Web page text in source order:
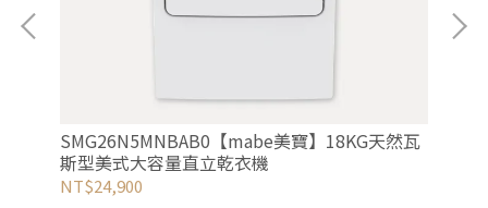
SMG26N5MNBAB0【mabe美寶】18KG天然瓦
斯型美式大容量直立乾衣機
NT$24,900